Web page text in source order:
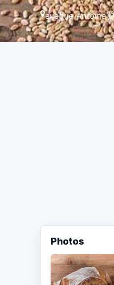
avenue Antoine
Photos